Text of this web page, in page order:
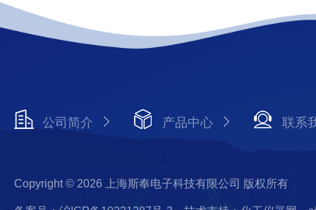
公司简介 产品中心 联系
Copyright © 2026 上海斯奉电子科技有限公司 版权所有